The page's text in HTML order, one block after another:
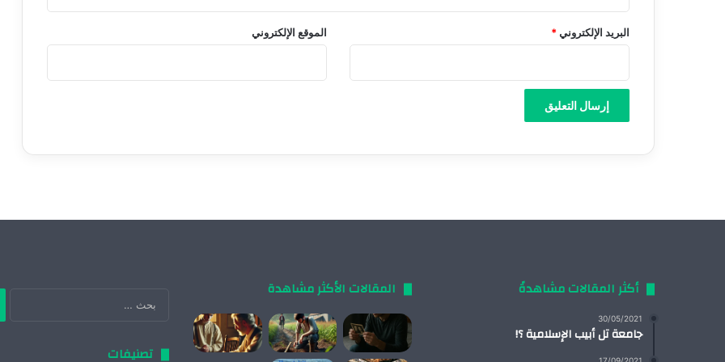
البريد الإلكتروني* الموقع الإلكتروني
أكثر المقالات مشاهدةً
30/05/2021
جامعة تل أبيب الإسلامية ؟!
المقالات الأكثر مشاهدة
تصنيفات